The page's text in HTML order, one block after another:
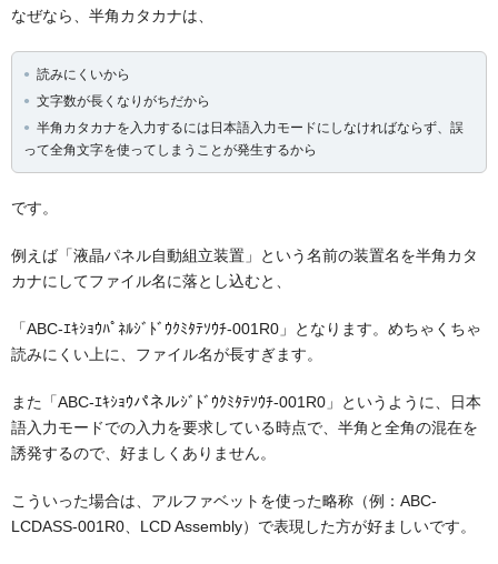
なぜなら、半角カタカナは、
読みにくいから
文字数が長くなりがちだから
半角カタカナを入力するには日本語入力モードにしなければならず、誤
って全角文字を使ってしまうことが発生するから
です。
例えば「液晶パネル自動組立装置」という名前の装置名を半角カタ
カナにしてファイル名に落とし込むと、
「ABC-ｴｷｼｮｳﾊﾟﾈﾙｼﾞﾄﾞｳｸﾐﾀﾃｿｳﾁ-001R0」となります。めちゃくちゃ
読みにくい上に、ファイル名が長すぎます。
また「ABC-ｴｷｼｮｳパネルｼﾞﾄﾞｳｸﾐﾀﾃｿｳﾁ-001R0」というように、日本
語入力モードでの入力を要求している時点で、半角と全角の混在を
誘発するので、好ましくありません。
こういった場合は、アルファベットを使った略称（例：ABC-
LCDASS-001R0、LCD Assembly）で表現した方が好ましいです。